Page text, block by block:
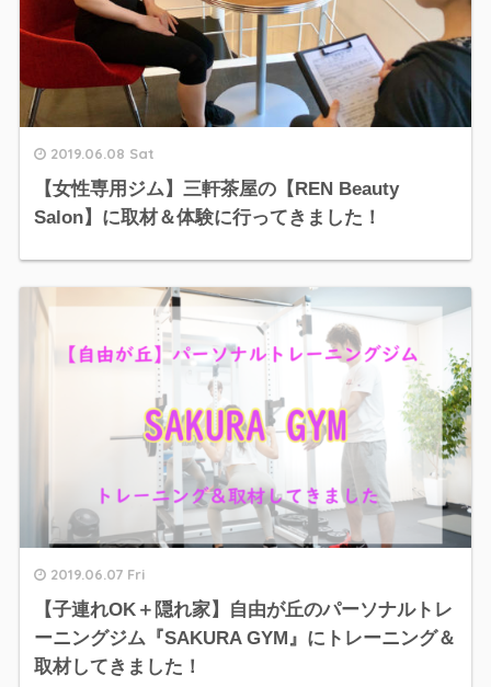
2019.06.08 Sat
【女性専用ジム】三軒茶屋の【REN Beauty
Salon】に取材＆体験に行ってきました！
2019.06.07 Fri
【子連れOK＋隠れ家】自由が丘のパーソナルトレ
ーニングジム『SAKURA GYM』にトレーニング＆
取材してきました！